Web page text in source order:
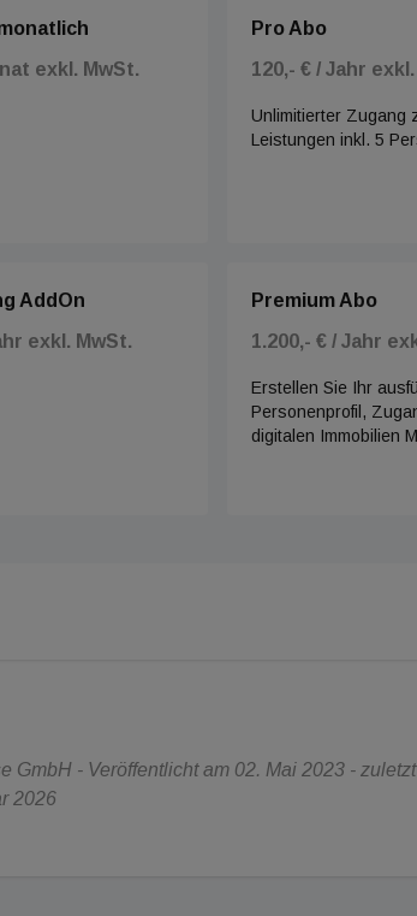
exkl. MwSt.
Pro Abo
120,- € / Jahr
Unlimitierter Zugang
Leistungen inkl. 5
AddOn
exkl. MwSt.
Premium Abo
1.200,- € / Jahr
Erstellen Sie Ihr
Personenprofil,
digitalen Immobilien
GmbH - Veröffentlicht am 02. Mai 2023 - zuletzt
2026